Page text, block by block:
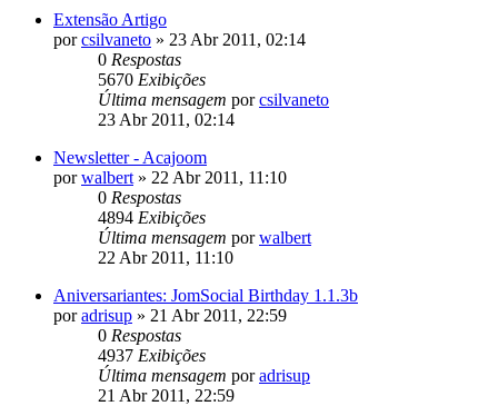
Extensão Artigo
porcsilvaneto » 23 Abr 2011, 02:14
0 Respostas
5670 Exibições
Última mensagem porcsilvaneto
23 Abr 2011, 02:14
Newsletter - Acajoom
porwalbert » 22 Abr 2011, 11:10
0 Respostas
4894 Exibições
Última mensagem porwalbert
22 Abr 2011, 11:10
Aniversariantes: JomSocial Birthday 1.1.3b
poradrisup » 21 Abr 2011, 22:59
0 Respostas
4937 Exibições
Última mensagem poradrisup
21 Abr 2011, 22:59